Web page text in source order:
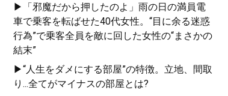
▶「邪魔だから押したのよ」雨の日の満員電
車で乗客を転ばせた40代女性。“目に余る迷惑
行為”で乗客全員を敵に回した女性の“まさかの
結末”
▶“人生をダメにする部屋”の特徴。立地、間取
り...全てがマイナスの部屋とは?